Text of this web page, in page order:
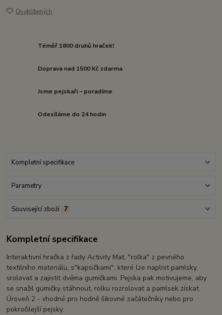
Do oblíbených
Téměř 1800 druhů hraček!
Doprava nad 1500 Kč zdarma
Jsme pejskaři – poradíme
Odesíláme do 24 hodin
Kompletní specifikace
Parametry
Související zboží 7
Kompletní specifikace
Interaktivní hračka z řady Activity Mat, "rolka" z pevného
textilního materiálu, s"kapsičkami", které lze naplnit pamlsky,
srolovat a zajistit dvěma gumičkami. Pejska pak motivujeme, aby
se snažil gumičky stáhnout, rolku rozrolovat a pamlsek získat.
Úroveň 2 - vhodné pro hodně šikovné začátečníky nebo pro
pokročilejší pejsky.